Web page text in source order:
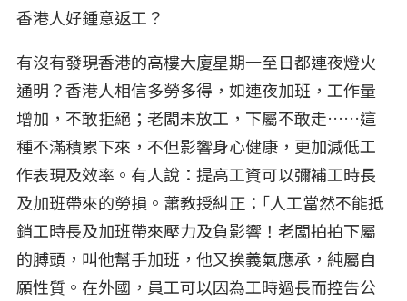
香港人好鍾意返工？
有沒有發現香港的高樓大廈星期一至日都連夜燈火
通明？香港人相信多勞多得，如連夜加班，工作量
增加，不敢拒絕；老闆未放工，下屬不敢走……這
種不滿積累下來，不但影響身心健康，更加減低工
作表現及效率。有人說：提高工資可以彌補工時長
及加班帶來的勞損。蕭教授糾正：｢人工當然不能抵
銷工時長及加班帶來壓力及負影響！老闆拍拍下屬
的膊頭，叫他幫手加班，他又挨義氣應承，純屬自
願性質。在外國，員工可以因為工時過長而控告公